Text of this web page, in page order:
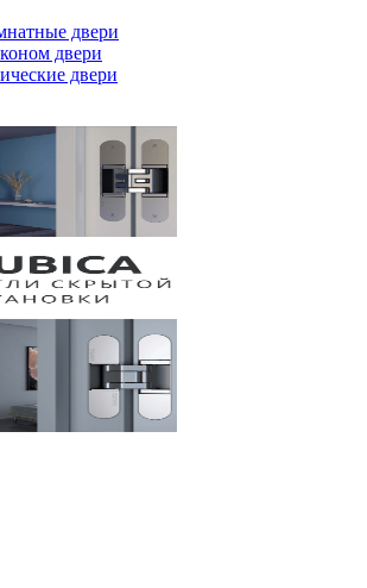
двери
двери
двери